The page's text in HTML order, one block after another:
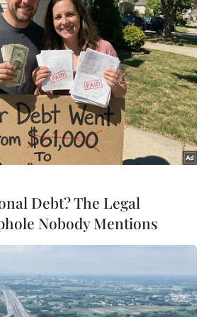
(TTXVN/Vietnam+)
thương mại
Trump
Debt? The Legal
Nobody Mentions